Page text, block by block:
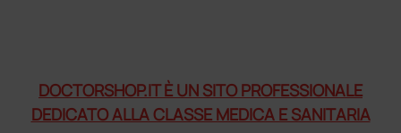
DOCTORSHOP.IT È UN SITO PROFESSIONALE
DEDICATO ALLA CLASSE MEDICA E SANITARIA